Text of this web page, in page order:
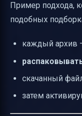
Пример подхода,
подобных
каждый архив
скачанный
затем